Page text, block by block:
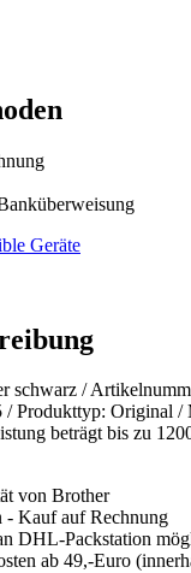
Geräte
schwarz /
/ Produkttyp: Original
beträgt bis zu
von Brother
- Kauf auf Rechnung
DHL-Packstation
ab 49,-Euro